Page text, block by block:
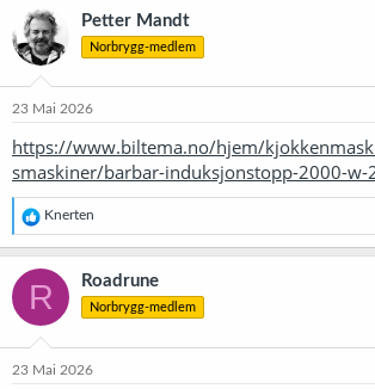
Petter Mandt
Norbrygg-medlem
23 Mai 2026
https://www.biltema.no/hjem/
smaskiner/barbar-induksjonstopp-2000-
R
e
a
k
s
j
o
e
Knerten
R Roadrune
Norbrygg-medlem
23 Mai 2026